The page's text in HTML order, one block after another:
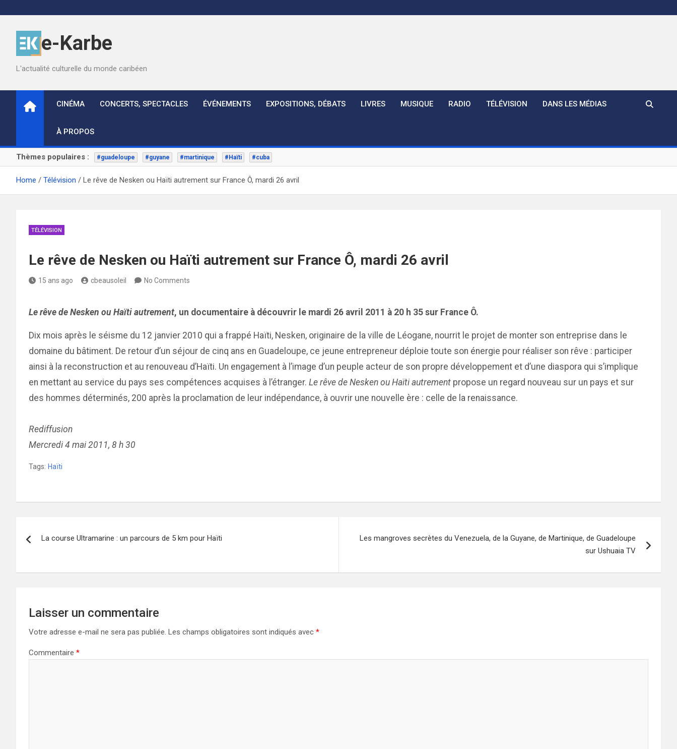
to
content
e-Karbe
L'actualité culturelle du monde caribéen
CINÉMA CONCERTS, SPECTACLES ÉVÉNEMENTS EXPOSITIONS, DÉBATS LIVRES MUSIQUE RADIO TÉLÉVISION DANS LES MÉDIAS
À PROPOS
Thèmes populaires : #guadeloupe #guyane #martinique #Haïti #cuba
Home Télévision Le rêve de Nesken ou Haïti autrement sur France Ô, mardi 26 avril
TÉLÉVISION
Le rêve de Nesken ou Haïti autrement sur France Ô, mardi 26 avril
15 ans ago cbeausoleil No Comments
Le rêve de Nesken ou Haïti autrement, un documentaire à découvrir le mardi 26 avril 2011 à 20 h 35 sur France Ô.
Dix mois après le séisme du 12 janvier 2010 qui a frappé Haïti, Nesken, originaire de la ville de Léogane, nourrit le projet de monter son entreprise dans le
domaine du bâtiment. De retour d’un séjour de cinq ans en Guadeloupe, ce jeune entrepreneur déploie toute son énergie pour réaliser son rêve : participer
ainsi à la reconstruction et au renouveau d’Haïti. Un engagement à l’image d’un peuple acteur de son propre développement et d’une diaspora qui s’implique
en mettant au service du pays ses compétences acquises à l’étranger. Le rêve de Nesken ou Haïti autrement propose un regard nouveau sur un pays et sur
des hommes déterminés, 200 après la proclamation de leur indépendance, à ouvrir une nouvelle ère : celle de la renaissance.
Rediffusion
Mercredi 4 mai 2011, 8 h 30
Tags: Haïti
de
l’article
La course Ultramarine : un parcours de 5 km pour Haïti
Les mangroves secrètes du Venezuela, de la Guyane, de Martinique, de Guadeloupe
sur Ushuaia TV
Laisser un commentaire
Votre adresse e-mail ne sera pas publiée. Les champs obligatoires sont indiqués avec *
Commentaire *